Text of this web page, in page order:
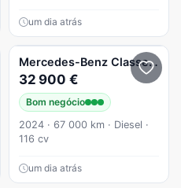
um dia atrás
A 180 CDi BlueEfficiency Aut.
Mercedes-Benz Classe A
32 900 €
Bom negócio
2024 · 67 000 km · Diesel ·
116 cv
um dia atrás